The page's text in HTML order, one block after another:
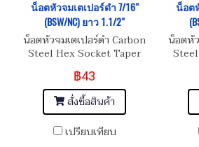
น็อตหัวจมเตเปอร์ดำ 7/16"
(BSW/NC) ยาว 1.1/2"
น็อตหัวจมเตเปอร์ดำ Carbon
Steel Hex Socket Taper
Head Screw 7/16" (BSW/NC)
฿43
สั่งซื้อสินค้า
เปรียบเทียบ
น็อต
น็อตหั
Head